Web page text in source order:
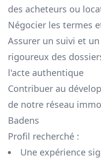
des acheteurs ou
Négocier les termes
Assurer un suivi et
rigoureux des
l'acte authentique
Contribuer au
de notre réseau
Badens
Profil recherché :
Une expérience